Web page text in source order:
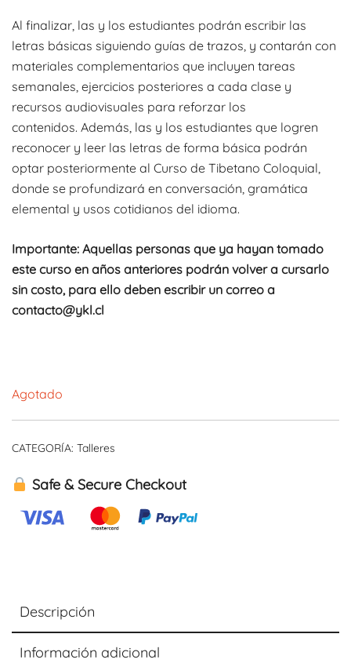
Al finalizar, las y los estudiantes podrán escribir las
letras básicas siguiendo guías de trazos, y contarán con
materiales complementarios que incluyen tareas
semanales, ejercicios posteriores a cada clase y
recursos audiovisuales para reforzar los
contenidos. Además, las y los estudiantes que logren
reconocer y leer las letras de forma básica podrán
optar posteriormente al Curso de Tibetano Coloquial,
donde se profundizará en conversación, gramática
elemental y usos cotidianos del idioma.
Importante: Aquellas personas que ya hayan tomado
este curso en años anteriores podrán volver a cursarlo
sin costo, para ello deben escribir un correo a
contacto@ykl.cl
Agotado
CATEGORÍA: Talleres
Safe & Secure Checkout
Descripción
Información adicional